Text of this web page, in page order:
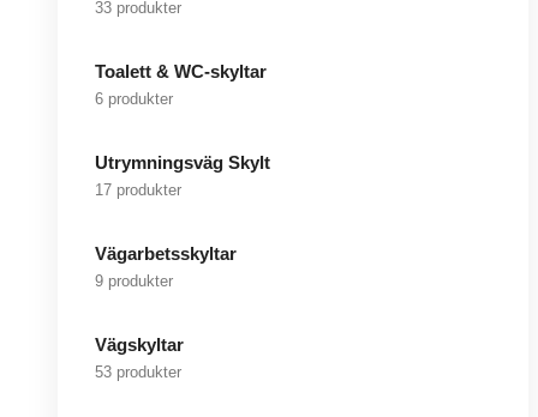
33 produkter
Toalett & WC-skyltar
6 produkter
Utrymningsväg Skylt
17 produkter
Vägarbetsskyltar
9 produkter
Vägskyltar
53 produkter